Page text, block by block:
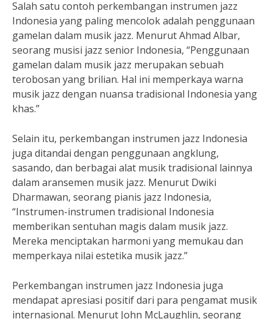
Salah satu contoh perkembangan instrumen jazz
Indonesia yang paling mencolok adalah penggunaan
gamelan dalam musik jazz. Menurut Ahmad Albar,
seorang musisi jazz senior Indonesia, “Penggunaan
gamelan dalam musik jazz merupakan sebuah
terobosan yang brilian. Hal ini memperkaya warna
musik jazz dengan nuansa tradisional Indonesia yang
khas.”
Selain itu, perkembangan instrumen jazz Indonesia
juga ditandai dengan penggunaan angklung,
sasando, dan berbagai alat musik tradisional lainnya
dalam aransemen musik jazz. Menurut Dwiki
Dharmawan, seorang pianis jazz Indonesia,
“Instrumen-instrumen tradisional Indonesia
memberikan sentuhan magis dalam musik jazz.
Mereka menciptakan harmoni yang memukau dan
memperkaya nilai estetika musik jazz.”
Perkembangan instrumen jazz Indonesia juga
mendapat apresiasi positif dari para pengamat musik
internasional. Menurut John McLaughlin, seorang